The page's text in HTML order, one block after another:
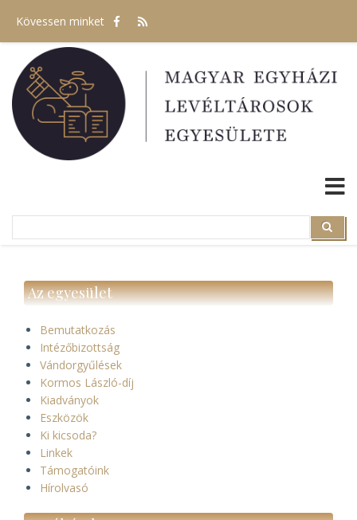
tartalomra
Kövessen minket
Search
Az egyesület
Bemutatkozás
Intézőbizottság
Vándorgyűlések
Kormos László-díj
Kiadványok
Eszközök
Ki kicsoda?
Linkek
Támogatóink
Hírolvasó